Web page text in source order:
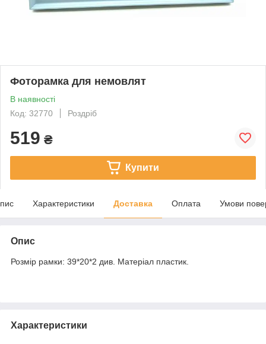
Фоторамка для немовлят
В наявності
Код: 32770
Роздріб
519 ₴
Купити
Характеристики Доставка Оплата Умови
Опис
Розмір рамки: 39*20*2 див. Матеріал пластик.
Характеристики